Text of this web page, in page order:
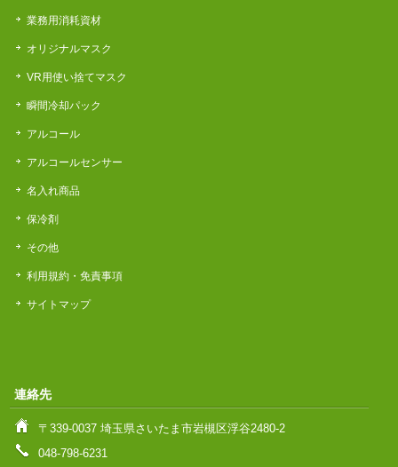
業務用消耗資材
オリジナルマスク
VR用使い捨てマスク
瞬間冷却パック
アルコール
アルコールセンサー
名入れ商品
保冷剤
その他
利用規約・免責事項
サイトマップ
連絡先
〒339-0037 埼玉県さいたま市岩槻区浮谷2480-2
048-798-6231